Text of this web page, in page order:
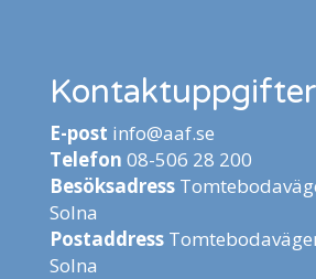
Kontaktuppgifter
E-post info@aaf.se
Telefon 08-506 28 200
Besöksadress
Solna
Postaddress
Solna